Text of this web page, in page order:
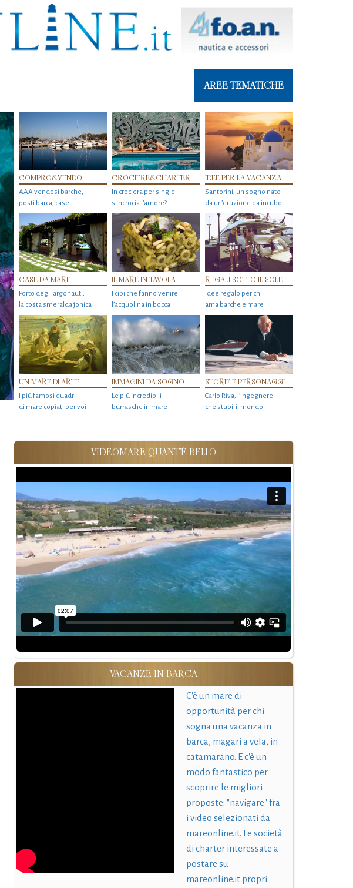
AREE TEMATICHE
COMPRO&VENDO
AAA vendesi barche,
posti barca, case…
CROCIERE&CHARTER
In crociera per single
s'incrocia l’amore?
IDEE PER LA VACANZA
Santorini, un sogno nato
da un’eruzione da incubo
CASE DA MARE
Porto degli argonauti,
la costa smeralda jonica
IL MARE IN TAVOLA
I cibi che fanno venire
l’acquolina in bocca
REGALI SOTTO IL SOLE
Idee regalo per chi
ama barche e mare
UN MARE DI ARTE
I più famosi quadri
di mare copiati per voi
IMMAGINI DA SOGNO
Le più incredibili
burrasche in mare
STORIE E PERSONAGGI
Carlo Riva, l’ingegnere
che stupi' il mondo
VIDEOMARE QUANT'È BELLO
VACANZE IN BARCA
C'è un mare di
opportunità per chi
sogna una vacanza in
barca, magari a vela, in
catamarano. E c'è un
modo fantastico per
scoprire le migliori
proposte: "navigare" fra
i video selezionati da
mareonline.it. Le società
di charter interessate a
postare su
mareonline.it propri